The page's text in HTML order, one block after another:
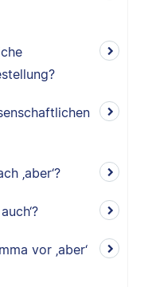
‚aber‘?
vor ‚aber‘